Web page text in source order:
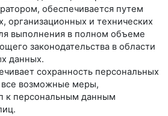
обеспечивается путем
организационных и технических
выполнения в полном объеме
законодательства в области
данных.
сохранность персональных
возможные меры,
к персональным данным